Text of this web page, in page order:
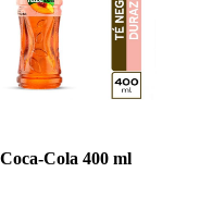
Coca-Cola 400 ml